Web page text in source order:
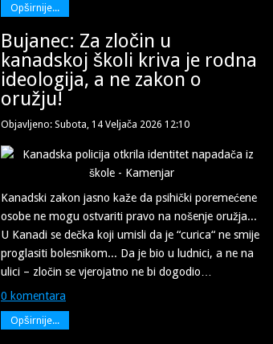
Opširnije...
Bujanec: Za zločin u
kanadskoj školi kriva je rodna
ideologija, a ne zakon o
oružju!
Objavljeno: Subota, 14 Veljača 2026 12:10
Kanadski zakon jasno kaže da psihički poremećene
osobe ne mogu ostvariti pravo na nošenje oružja...
U Kanadi se dečka koji umisli da je “curica“ ne smije
proglasiti bolesnikom... Da je bio u ludnici, a ne na
ulici – zločin se vjerojatno ne bi dogodio…
0 komentara
Opširnije...